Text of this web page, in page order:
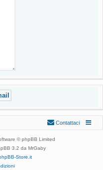
Contattaci
© phpBB Limited
3.2 da MrGaby
Store.it